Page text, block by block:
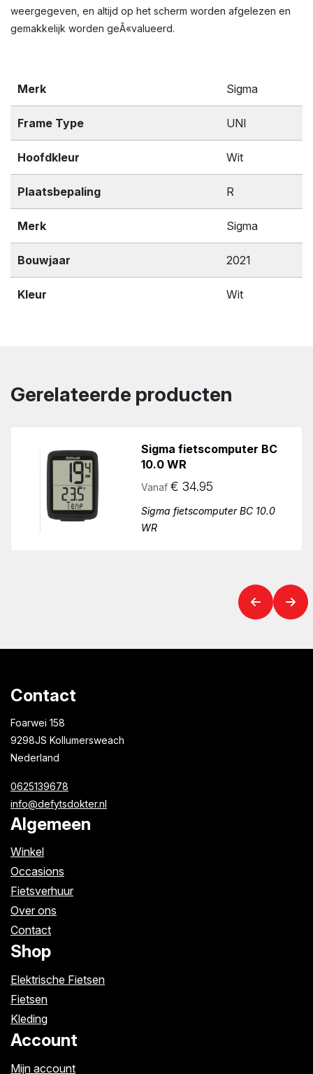
weergegeven, en altijd op het scherm worden afgelezen en
gemakkelijk worden geÃ«valueerd.
Merk Sigma
Frame Type UNI
Hoofdkleur Wit
Plaatsbepaling R
Merk Sigma
Bouwjaar 2021
Kleur Wit
Gerelateerde producten
Sigma fietscomputer BC
10.0 WR
Vanaf € 34.95
Sigma fietscomputer BC 10.0
WR
Contact
Foarwei 158
9298JS Kollumersweach
Nederland
0625139678
info@defytsdokter.nl
Algemeen
Winkel
Occasions
Fietsverhuur
Over ons
Contact
Shop
Elektrische Fietsen
Fietsen
Kleding
Account
Mijn account